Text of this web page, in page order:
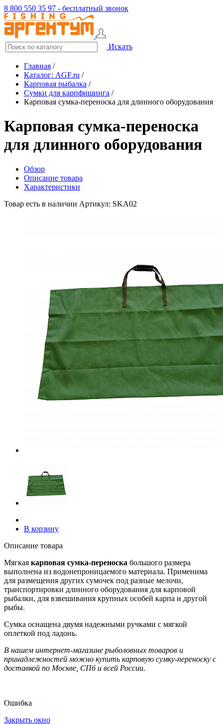
8 800 550 35 97 - бесплатный звонок
Искать
Главная /
Каталог: AGF.ru /
Карповая рыбалка /
Сумки для карпфишинга /
Карповая сумка-переноска для длинного оборудования
Карповая сумка-переноска
для длинного оборудования
Обзор
Описание товара
Характеристики
Товар есть в наличии Артикул: SKA02
В корзину
Описание товара
Мягкая карповая сумка-переноска большого размера
выполнена из водонепроницаемого материала. Применима
для размещения других сумочек под разные мелочи,
транспортировки длинного оборудования для карповой
рыбалки, для взвешивания крупных особей карпа и другой
рыбы.
Сумка оснащена двумя надежными ручками с мягкой
оплеткой под ладонь.
В нашем интернет-магазине рыболовных товаров и
принадлежностей можно купить карповую сумку-переноску с
доставкой по Москве, СПб и всей России.
Ошибка
Закрыть окно